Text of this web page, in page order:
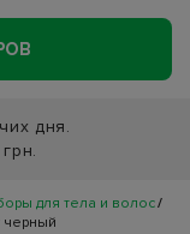
дня.
для тела и волос
черный